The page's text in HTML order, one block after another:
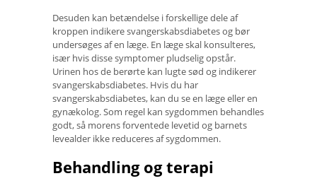
Desuden kan betændelse i forskellige dele af
kroppen indikere svangerskabsdiabetes og bør
undersøges af en læge. En læge skal konsulteres,
især hvis disse symptomer pludselig opstår.
Urinen hos de berørte kan lugte sød og indikerer
svangerskabsdiabetes. Hvis du har
svangerskabsdiabetes, kan du se en læge eller en
gynækolog. Som regel kan sygdommen behandles
godt, så morens forventede levetid og barnets
levealder ikke reduceres af sygdommen.
Behandling og terapi